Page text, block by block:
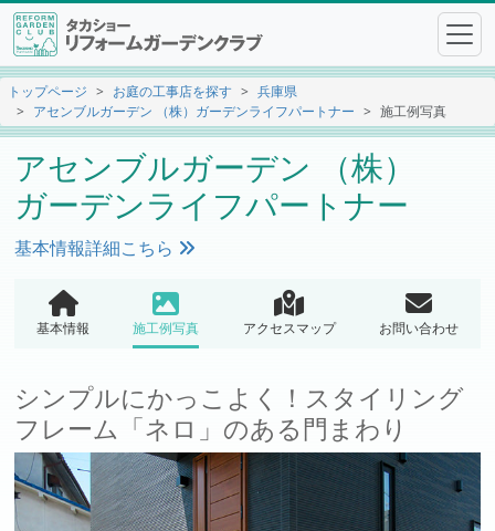
トップページ お庭の工事店を探す
兵庫県
アセンブルガーデン （株）ガーデンライフパートナー
施工例写真
アセンブルガーデン （株）
ガーデンライフパートナー
基本情報詳細こちら
基本情報 施工例写真 アクセスマップ お問い合わせ
シンプルにかっこよく！スタイリング
フレーム「ネロ」のある門まわり